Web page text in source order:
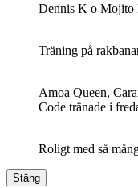
Dennis K o Mojito
Träning på
Amoa Queen,
Code tränade i
Roligt med så
Stäng